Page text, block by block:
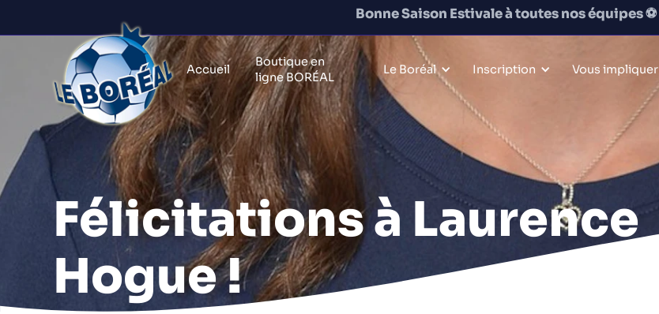
Bonne Saison Estivale à toutes nos équipes⚽️
Accueil
Boutique en
ligne BORÉAL
Le Boréal Inscription Vous impliquer
Félicitations à Laurence
Hogue !